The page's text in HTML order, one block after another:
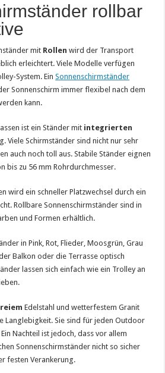
rollbar
mit Rollen wird der Transport
erleichtert. Viele Modelle verfügen
System. EinSonnenschirmständer
Sonnenschirm immer flexibel nach dem
kann.
ist ein Ständer mit integrierten
Viele Schirmständer sind nicht nur sehr
auch noch toll aus. Stabile Ständer eignen
bis zu 56 mm Rohrdurchmesser.
wird ein schneller Platzwechsel durch ein
Rollbare Sonnenschirmständer sind in
und Formen erhältlich.
in Pink, Rot, Flieder, Moosgrün, Grau
Balkon oder die Terrasse optisch
lassen sich einfach wie ein Trolley an
Edelstahl und wetterfestem Granit
Langlebigkeit. Sie sind für jeden Outdoor
Nachteil ist jedoch, dass vor allem
Sonnenschirmständer nicht so sicher
festen Verankerung.